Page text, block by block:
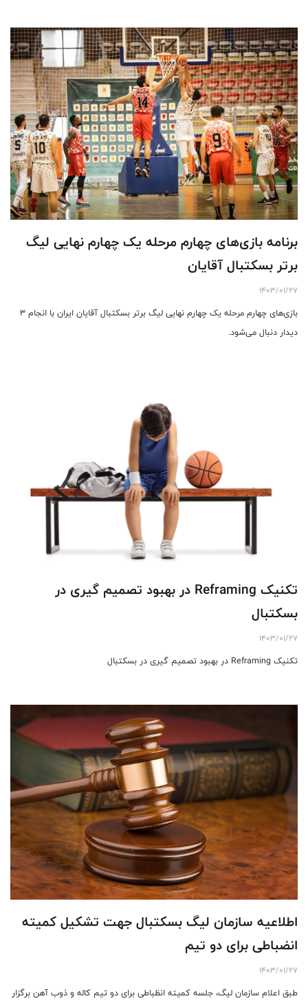
برنامه بازی‌های چهارم مرحله یک چهارم نهایی لیگ
برتر بسکتبال آقایان
1403/01/27
بازی‌های چهارم مرحله یک چهارم نهایی لیگ برتر بسکتبال آقایان ایران با انجام 3
دیدار دنبال می‌شود.
تکنیک Reframing در بهبود تصمیم گیری در
بسکتبال
1403/01/27
تکنیک Reframing در بهبود تصمیم گیری در بسکتبال
اطلاعیه سازمان لیگ بسکتبال جهت تشکیل کمیته
انضباطی برای دو تیم
1403/01/27
طبق اعلام سازمان لیگ، جلسه کمیته انظباطی برای دو تیم کاله و ذوب آهن برگزار